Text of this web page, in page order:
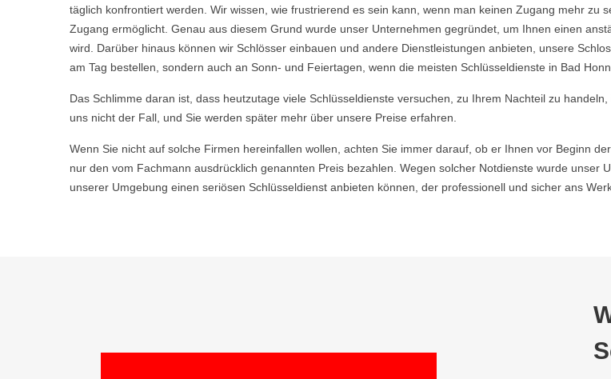
täglich konfrontiert werden. Wir wissen, wie frustrierend es sein kann, wenn man keinen Zugang mehr
Zugang ermöglicht. Genau aus diesem Grund wurde unser Unternehmen gegründet, um Ihnen einen
wird. Darüber hinaus können wir Schlösser einbauen und andere Dienstleistungen anbieten, unsere
am Tag bestellen, sondern auch an Sonn- und Feiertagen, wenn die meisten Schlüsseldienste in Bad
Das Schlimme daran ist, dass heutzutage viele Schlüsseldienste versuchen, zu Ihrem Nachteil zu
uns nicht der Fall, und Sie werden später mehr über unsere Preise erfahren.
Wenn Sie nicht auf solche Firmen hereinfallen wollen, achten Sie immer darauf, ob er Ihnen vor Beginn
nur den vom Fachmann ausdrücklich genannten Preis bezahlen. Wegen solcher Notdienste wurde
unserer Umgebung einen seriösen Schlüsseldienst anbieten können, der professionell und sicher ans